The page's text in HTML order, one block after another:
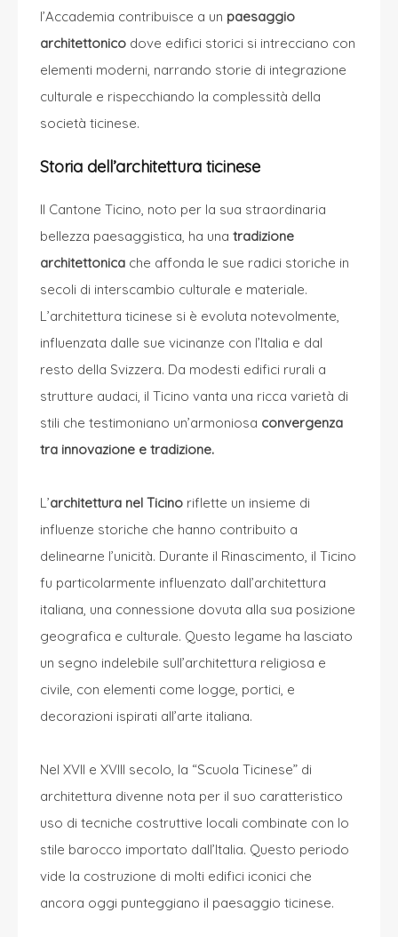
l’Accademia contribuisce a un paesaggio
architettonico dove edifici storici si intrecciano con
elementi moderni, narrando storie di integrazione
culturale e rispecchiando la complessità della
società ticinese.
Storia dell’architettura ticinese
Il Cantone Ticino, noto per la sua straordinaria
bellezza paesaggistica, ha una tradizione
architettonica che affonda le sue radici storiche in
secoli di interscambio culturale e materiale.
L’architettura ticinese si è evoluta notevolmente,
influenzata dalle sue vicinanze con l’Italia e dal
resto della Svizzera. Da modesti edifici rurali a
strutture audaci, il Ticino vanta una ricca varietà di
stili che testimoniano un’armoniosa convergenza
tra innovazione e tradizione.
L’architettura nel Ticino riflette un insieme di
influenze storiche che hanno contribuito a
delinearne l’unicità. Durante il Rinascimento, il Ticino
fu particolarmente influenzato dall’architettura
italiana, una connessione dovuta alla sua posizione
geografica e culturale. Questo legame ha lasciato
un segno indelebile sull’architettura religiosa e
civile, con elementi come logge, portici, e
decorazioni ispirati all’arte italiana.
Nel XVII e XVIII secolo, la “Scuola Ticinese” di
architettura divenne nota per il suo caratteristico
uso di tecniche costruttive locali combinate con lo
stile barocco importato dall’Italia. Questo periodo
vide la costruzione di molti edifici iconici che
ancora oggi punteggiano il paesaggio ticinese.